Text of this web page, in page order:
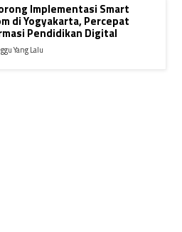
Implementasi Smart
di Yogyakarta, Percepat
Pendidikan Digital
Yang Lalu